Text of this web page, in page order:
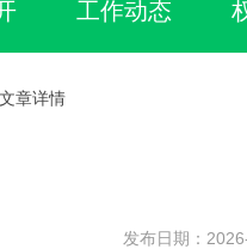
工作动态
章详情
发布日期：